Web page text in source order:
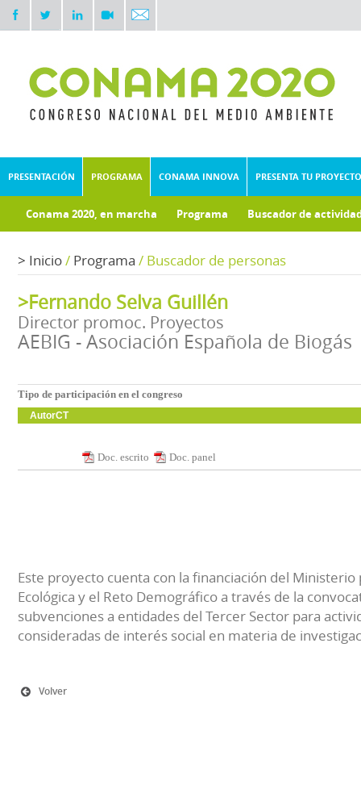
PRESENTACIÓN PROGRAMA CONAMA INNOVA PRESENTA TU PROYECTO
Conama 2020, en marcha Programa Buscador de
> Inicio/ Programa / Buscador de personas
>Fernando Selva Guillén
Director promoc. Proyectos
AEBIG - Asociación Española de Biogás
Tipo de participación en el congreso
AutorCT
Doc. escrito Doc. panel
Este proyecto cuenta con la financiación del Ministerio
Ecológica y el Reto Demográfico a través de la
subvenciones a entidades del Tercer Sector para
consideradas de interés social en materia de
Volver